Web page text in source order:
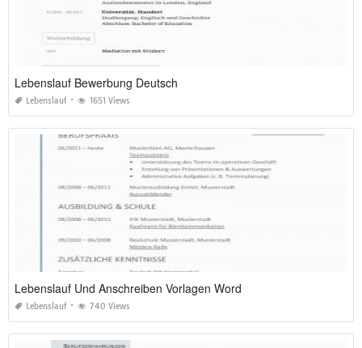
Lebenslauf Bewerbung Deutsch
Lebenslauf 1651 Views
Lebenslauf Und Anschreiben Vorlagen Word
Lebenslauf 740 Views